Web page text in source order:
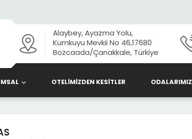
Alaybey, Ayazma Yolu,
Kumkuyu Mevkii No 46,17680
Bozcaada/Çanakkale, Türkiye
OTELİMİZDEN KESİTLER ODALARIMIZ